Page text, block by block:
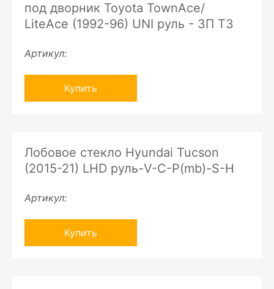
под дворник Toyota TownAce/
LiteAce (1992-96) UNI руль - ЗП ТЗ
Артикул:
Купить
Лобовое стекло Hyundai Tucson
(2015-21) LHD руль-V-C-P(mb)-S-H
Артикул:
Купить